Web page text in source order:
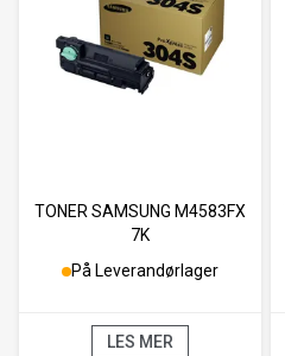
TONER SAMSUNG M4583FX
7K
På Leverandørlager
LES MER